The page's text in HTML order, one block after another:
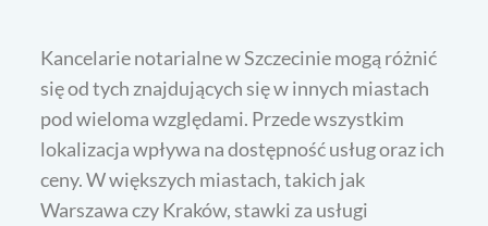
Kancelarie notarialne w Szczecinie mogą różnić
się od tych znajdujących się w innych miastach
pod wieloma względami. Przede wszystkim
lokalizacja wpływa na dostępność usług oraz ich
ceny. W większych miastach, takich jak
Warszawa czy Kraków, stawki za usługi